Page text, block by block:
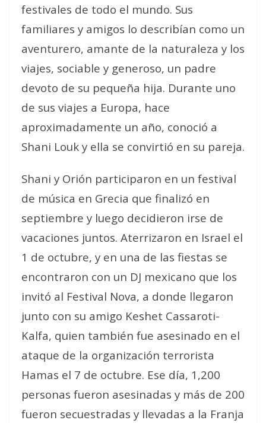
festivales de todo el mundo. Sus
familiares y amigos lo describían como un
aventurero, amante de la naturaleza y los
viajes, sociable y generoso, un padre
devoto de su pequeña hija. Durante uno
de sus viajes a Europa, hace
aproximadamente un año, conoció a
Shani Louk y ella se convirtió en su pareja.
Shani y Orión participaron en un festival
de música en Grecia que finalizó en
septiembre y luego decidieron irse de
vacaciones juntos. Aterrizaron en Israel el
1 de octubre, y en una de las fiestas se
encontraron con un DJ mexicano que los
invitó al Festival Nova, a donde llegaron
junto con su amigo Keshet Cassaroti-
Kalfa, quien también fue asesinado en el
ataque de la organización terrorista
Hamas el 7 de octubre. Ese día, 1,200
personas fueron asesinadas y más de 200
fueron secuestradas y llevadas a la Franja